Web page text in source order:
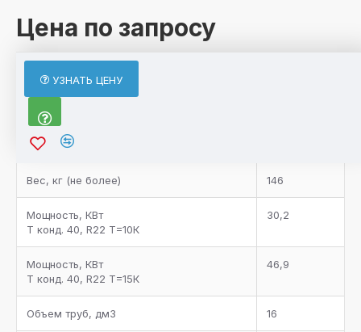
Цена по запросу
УЗНАТЬ ЦЕНУ
ХАРАКТЕРИСТИКИ
Характеристики товара
Bентилятор, n х мм
Bес, кг (не более) 146
Мощность, КВт
Т конд. 40, R22 Т=10К
30,2
Мощность, КВт
Т конд. 40, R22 Т=15К
46,9
Объем труб, дм3 16